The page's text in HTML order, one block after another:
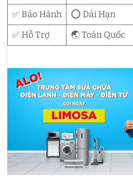
✅ Bảo Hành
⭕ Dài Hạn
✅ Hỗ Trợ
🌏 Toàn Quốc